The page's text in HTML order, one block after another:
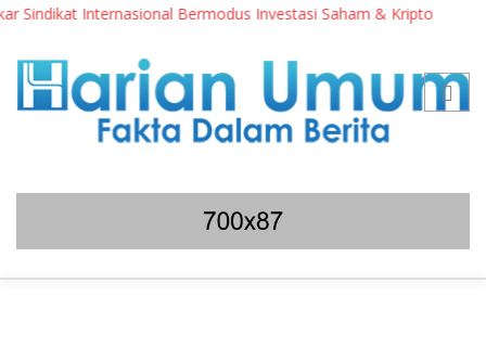
Internasional Bermodus Investasi Saham & Kripto